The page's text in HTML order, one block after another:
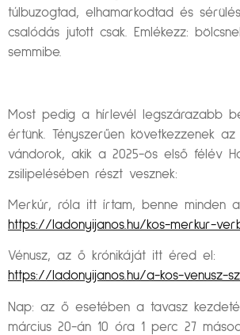
túlbuzogtad, elhamarkodtad és
csalódás jutott csak. Emlékezz:
semmibe.
Most pedig a hírlevél legszárazabb
értünk. Tényszerűen következzenek
vándorok, akik a 2025-ös első félév
zsilipelésében részt vesznek:
Merkúr, róla itt írtam, benne minden
https://ladonyijanos.hu/kos-merkur-
Vénusz, az ő krónikáját itt éred el:
https://ladonyijanos.hu/a-kos-venusz-
Nap: az ő esetében a tavasz
március 20-án 10 óra 1 perc 27